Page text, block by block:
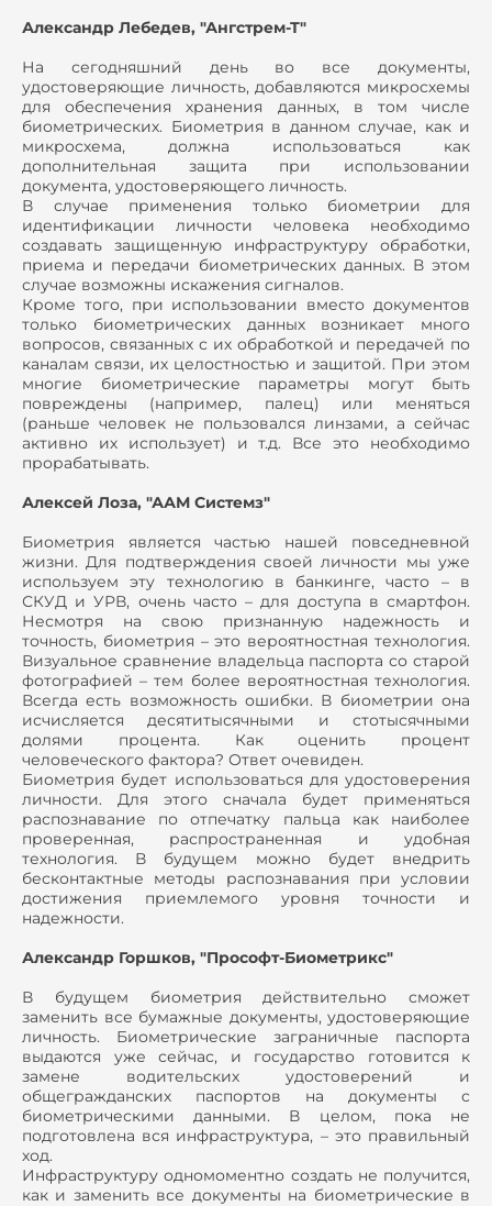
Александр Лебедев, "Ангстрем-Т"
На сегодняшний день во все документы,
удостоверяющие личность, добавляются микросхемы
для обеспечения хранения данных, в том числе
биометрических. Биометрия в данном случае, как и
микросхема, должна использоваться как
дополнительная защита при использовании
документа, удостоверяющего личность.
В случае применения только биометрии для
идентификации личности человека необходимо
создавать защищенную инфраструктуру обработки,
приема и передачи биометрических данных. В этом
случае возможны искажения сигналов.
Кроме того, при использовании вместо документов
только биометрических данных возникает много
вопросов, связанных с их обработкой и передачей по
каналам связи, их целостностью и защитой. При этом
многие биометрические параметры могут быть
повреждены (например, палец) или меняться
(раньше человек не пользовался линзами, а сейчас
активно их использует) и т.д. Все это необходимо
прорабатывать.
Алексей Лоза, "ААМ Системз"
Биометрия является частью нашей повседневной
жизни. Для подтверждения своей личности мы уже
используем эту технологию в банкинге, часто – в
СКУД и УРВ, очень часто – для доступа в смартфон.
Несмотря на свою признанную надежность и
точность, биометрия – это вероятностная технология.
Визуальное сравнение владельца паспорта со старой
фотографией – тем более вероятностная технология.
Всегда есть возможность ошибки. В биометрии она
исчисляется десятитысячными и стотысячными
долями процента. Как оценить процент
человеческого фактора? Ответ очевиден.
Биометрия будет использоваться для удостоверения
личности. Для этого сначала будет применяться
распознавание по отпечатку пальца как наиболее
проверенная, распространенная и удобная
технология. В будущем можно будет внедрить
бесконтактные методы распознавания при условии
достижения приемлемого уровня точности и
надежности.
Александр Горшков, "Прософт-Биометрикс"
В будущем биометрия действительно сможет
заменить все бумажные документы, удостоверяющие
личность. Биометрические заграничные паспорта
выдаются уже сейчас, и государство готовится к
замене водительских удостоверений и
общегражданских паспортов на документы с
биометрическими данными. В целом, пока не
подготовлена вся инфраструктура, – это правильный
ход.
Инфраструктуру одномоментно создать не получится,
как и заменить все документы на биометрические в